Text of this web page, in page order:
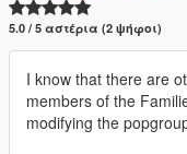
5.0 / 5 αστέρια (2 ψήφοι)
I know that there are
members of the
modifying the